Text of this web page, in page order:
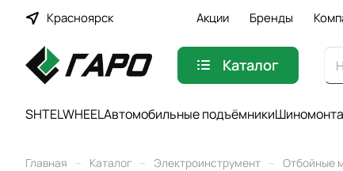
Красноярск Акции Бренды
Каталог
SHTELWHEELАвтомобильные подъёмники
Главная – Каталог – Электроинструмент – Отбойные